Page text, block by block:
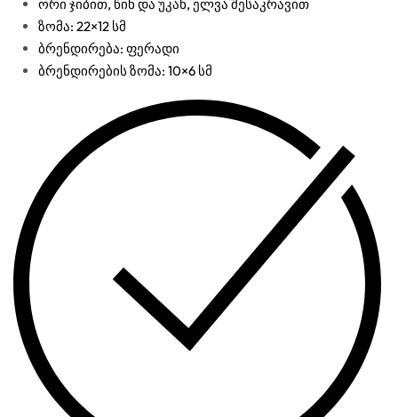
ორი ჯიბით, წინ და უკან, ელვა შესაკრავით
ზომა: 22×12 სმ
ბრენდირება: ფერადი
ბრენდირების ზომა: 10×6 სმ